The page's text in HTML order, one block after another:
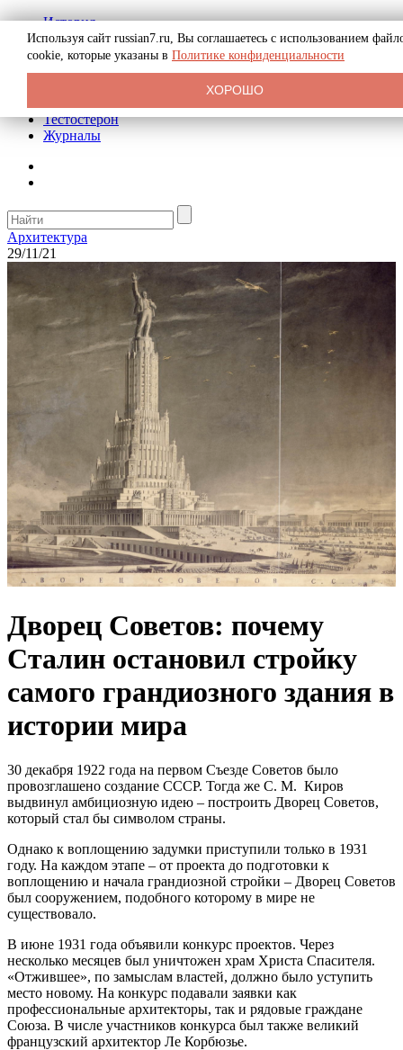
История
Биография
Криминал
Реклама на сайте
Тестостерон
Журналы
Архитектура
29/11/21
Дворец Советов: почему
Сталин остановил стройку
самого грандиозного здания в
истории мира
30 декабря 1922 года на первом Съезде Советов было
провозглашено создание СССР. Тогда же С. М. Киров
выдвинул амбициозную идею – построить Дворец Советов,
который стал бы символом страны.
Однако к воплощению задумки приступили только в 1931
году. На каждом этапе – от проекта до подготовки к
воплощению и начала грандиозной стройки – Дворец Советов
был сооружением, подобного которому в мире не
существовало.
В июне 1931 года объявили конкурс проектов. Через
несколько месяцев был уничтожен храм Христа Спасителя.
«Отжившее», по замыслам властей, должно было уступить
место новому. На конкурс подавали заявки как
профессиональные архитекторы, так и рядовые граждане
Союза. В числе участников конкурса был также великий
французский архитектор Ле Корбюзье.
Используя сайт russian7.ru, Вы соглашаетесь с использованием
cookie, которые указаны в Политике конфиденциальности
ХОРОШО